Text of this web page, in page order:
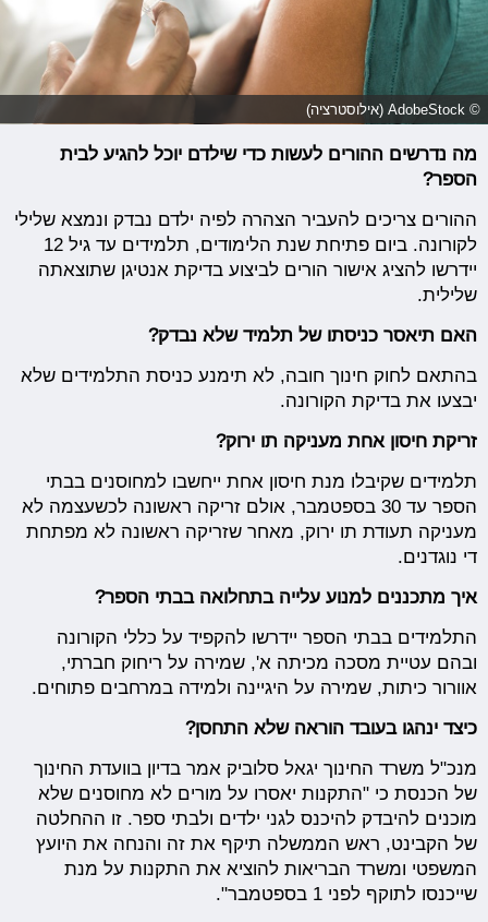
© AdobeStock (אילוסטרציה)
מה נדרשים ההורים לעשות כדי שילדם יוכל להגיע לבית
הספר?
ההורים צריכים להעביר הצהרה לפיה ילדם נבדק ונמצא שלילי
לקורונה. ביום פתיחת שנת הלימודים, תלמידים עד גיל 12
יידרשו להציג אישור הורים לביצוע בדיקת אנטיגן שתוצאתה
שלילית.
האם תיאסר כניסתו של תלמיד שלא נבדק?
בהתאם לחוק חינוך חובה, לא תימנע כניסת התלמידים שלא
יבצעו את בדיקת הקורונה.
זריקת חיסון אחת מעניקה תו ירוק?
תלמידים שקיבלו מנת חיסון אחת ייחשבו למחוסנים בבתי
הספר עד 30 בספטמבר, אולם זריקה ראשונה לכשעצמה לא
מעניקה תעודת תו ירוק, מאחר שזריקה ראשונה לא מפתחת
די נוגדנים.
איך מתכננים למנוע עלייה בתחלואה בבתי הספר?
התלמידים בבתי הספר יידרשו להקפיד על כללי הקורונה
ובהם עטיית מסכה מכיתה א', שמירה על ריחוק חברתי,
אוורור כיתות, שמירה על היגיינה ולמידה במרחבים פתוחים.
כיצד ינהגו בעובד הוראה שלא התחסן?
מנכ"ל משרד החינוך יגאל סלוביק אמר בדיון בוועדת החינוך
של הכנסת כי "התקנות יאסרו על מורים לא מחוסנים שלא
מוכנים להיבדק להיכנס לגני ילדים ולבתי ספר. זו ההחלטה
של הקבינט, ראש הממשלה תיקף את זה והנחה את היועץ
המשפטי ומשרד הבריאות להוציא את התקנות על מנת
שייכנסו לתוקף לפני 1 בספטמבר".